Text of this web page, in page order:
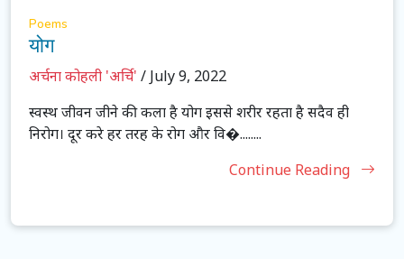
Poems
योग
अर्चना कोहली 'अर्चि' / July 9, 2022
स्वस्थ जीवन जीने की कला है योग इससे शरीर रहता है सदैव ही
निरोग। दूर करे हर तरह के रोग और वि�........
Continue Reading